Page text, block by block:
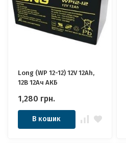
Long (WP 12-12) 12V 12Ah,
12В 12Ач АКБ
1,280 грн.
В кошик